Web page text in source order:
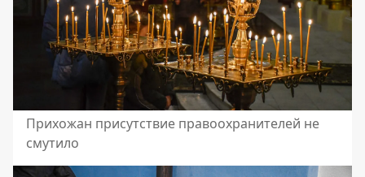
Прихожан присутствие правоохранителей не
смутило